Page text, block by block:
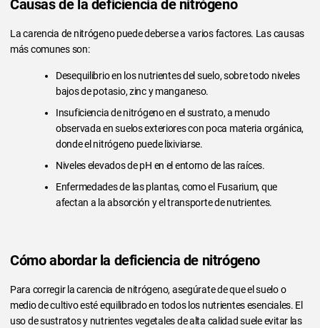
Causas de la deficiencia de nitrógeno
La carencia de nitrógeno puede deberse a varios factores. Las causas
más comunes son:
Desequilibrio en los nutrientes del suelo, sobre todo niveles
bajos de potasio, zinc y manganeso.
Insuficiencia de nitrógeno en el sustrato, a menudo
observada en suelos exteriores con poca materia orgánica,
donde el nitrógeno puede lixiviarse.
Niveles elevados de pH en el entorno de las raíces.
Enfermedades de las plantas, como el Fusarium, que
afectan a la absorción y el transporte de nutrientes.
Cómo abordar la deficiencia de nitrógeno
Para corregir la carencia de nitrógeno, asegúrate de que el suelo o
medio de cultivo esté equilibrado en todos los nutrientes esenciales. El
uso de sustratos y nutrientes vegetales de alta calidad suele evitar las